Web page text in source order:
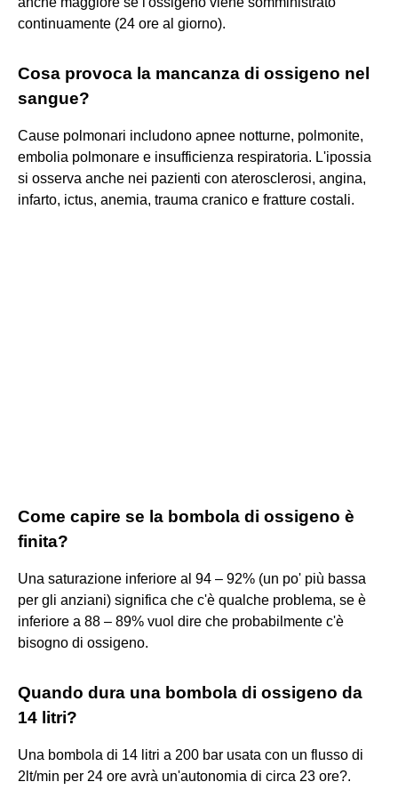
continuamente (24 ore al giorno).
Cosa provoca la mancanza di ossigeno nel
sangue?
Cause polmonari includono apnee notturne, polmonite,
embolia polmonare e insufficienza respiratoria. L'ipossia
si osserva anche nei pazienti con aterosclerosi, angina,
infarto, ictus, anemia, trauma cranico e fratture costali.
Come capire se la bombola di ossigeno è
finita?
Una saturazione inferiore al 94 – 92% (un po' più bassa
per gli anziani) significa che c'è qualche problema, se è
inferiore a 88 – 89% vuol dire che probabilmente c'è
bisogno di ossigeno.
Quando dura una bombola di ossigeno da
14 litri?
Una bombola di 14 litri a 200 bar usata con un flusso di
2lt/min per 24 ore avrà un'autonomia di circa 23 ore?.